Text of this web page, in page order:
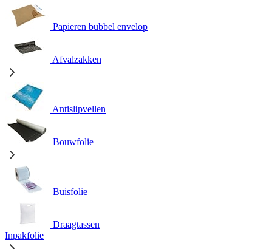
Papieren bubbel envelop
Afvalzakken
Antislipvellen
Bouwfolie
Buisfolie
Draagtassen
Inpakfolie